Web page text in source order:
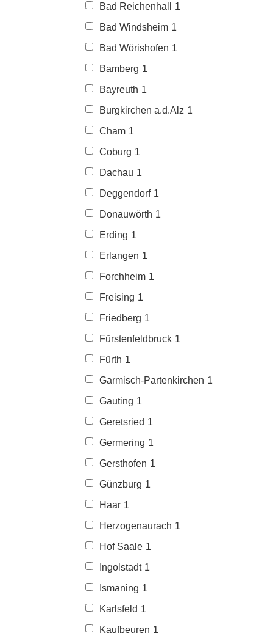
Bad Reichenhall
1
Bad Windsheim 1
Bad Wörishofen 1
Bamberg 1
Bayreuth 1
Burgkirchen a.d.Alz 1
Cham 1
Coburg 1
Dachau 1
Deggendorf 1
Donauwörth 1
Erding 1
Erlangen 1
Forchheim 1
Freising 1
Friedberg 1
Fürstenfeldbruck 1
Fürth 1
Garmisch-Partenkirchen 1
Gauting 1
Geretsried 1
Germering 1
Gersthofen 1
Günzburg 1
Haar 1
Herzogenaurach 1
Hof Saale 1
Ingolstadt 1
Ismaning 1
Karlsfeld 1
Kaufbeuren 1